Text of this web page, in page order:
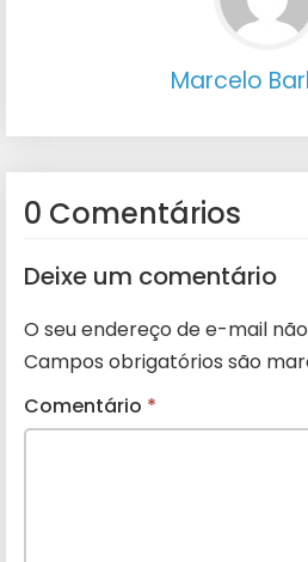
Marcelo
0 Comentários
Deixe um comentário
O seu endereço de e-mail
Campos obrigatórios são
Comentário *